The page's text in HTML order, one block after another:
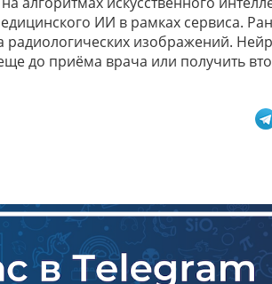
ИИ в рамках сервиса.
изображений.
до приёма врача или получить